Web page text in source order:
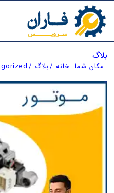
بلاگ
مکان شما: خانه /بلاگ /